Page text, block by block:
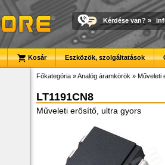
Kérdése van? »
Kosár Eszközök, szolgáltatások
Főkategória »Analóg áramkörök » Műveleti
LT1191CN8
Műveleti erősítő, ultra gyors